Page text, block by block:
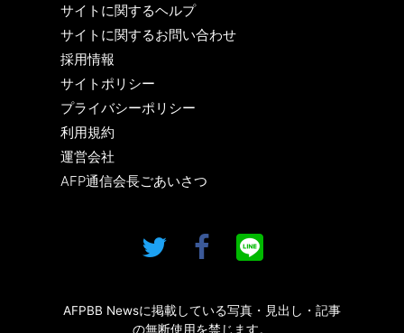
サイトに関するヘルプ
サイトに関するお問い合わせ
採用情報
サイトポリシー
プライバシーポリシー
利用規約
運営会社
AFP通信会長ごあいさつ
AFPBB Newsに掲載している写真・見出し・記事
の無断使用を禁じます。